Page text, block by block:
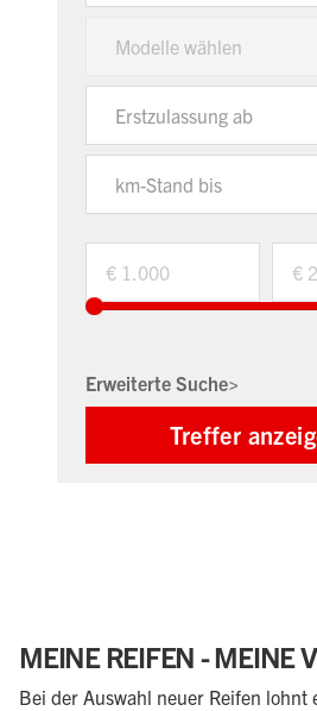
Modelle wählen
Erstzulassung ab
km-Stand bis
Erweiterte Suche>
MEINE REIFEN - MEINE
Bei der Auswahl neuer Reifen lohnt